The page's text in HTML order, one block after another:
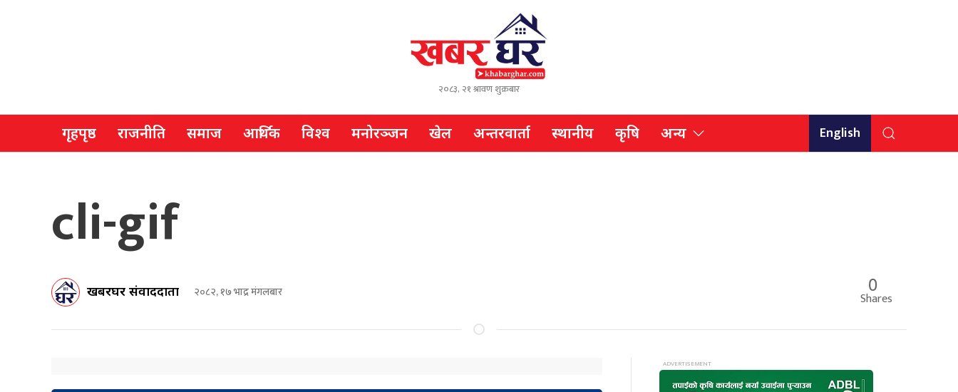
२०८३, २१ श्रावण शुक्रबार
गृहपृष्ठ राजनीति समाज आर्थिक विश्व मनोरञ्जन खेल अन्तरवार्ता स्थानीय कृषि अन्य English
cli-gif
खबरघर संवाददाता २०८२, १७ भाद्र मंगलबार 0
Shares